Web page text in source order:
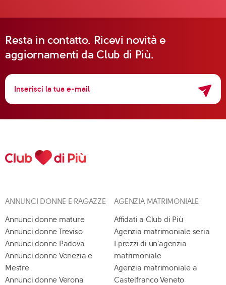
Resta in contatto. Ricevi novità e
aggiornamenti da Club di Più.
ANNUNCI DONNE E RAGAZZE
Annunci donne mature
Annunci donne Treviso
Annunci donne Padova
Annunci donne Venezia e
Mestre
Annunci donne Verona
AGENZIA MATRIMONIALE
Affidati a Club di Più
Agenzia matrimoniale seria
I prezzi di un'agenzia
matrimoniale
Agenzia matrimoniale a
Castelfranco Veneto